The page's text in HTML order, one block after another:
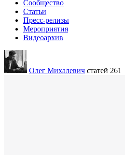
Сообщество
Статьи
Пресс-релизы
Мероприятия
Видеоархив
Олег Михалевич статей 261